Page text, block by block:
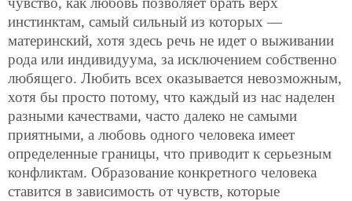
инстинктам, самый сильный из которых —
материнский, хотя здесь речь не идет о выживании
рода или индивидуума, за исключением собственно
любящего. Любить всех оказывается невозможным,
хотя бы просто потому, что каждый из нас наделен
разными качествами, часто далеко не самыми
приятными, а любовь одного человека имеет
определенные границы, что приводит к серьезным
конфликтам. Образование конкретного человека
ставится в зависимость от чувств, которые